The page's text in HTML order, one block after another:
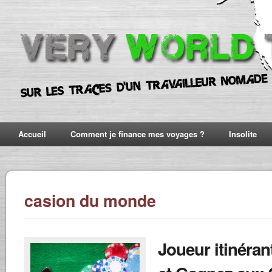
Accueil Comment je finance mes voyages ? Insolite
casion du monde
Joueur